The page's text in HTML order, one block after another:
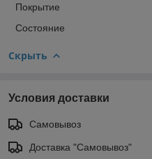
Покрытие
Состояние
Скрыть
Условия доставки
Самовывоз
Доставка "Самовывоз"